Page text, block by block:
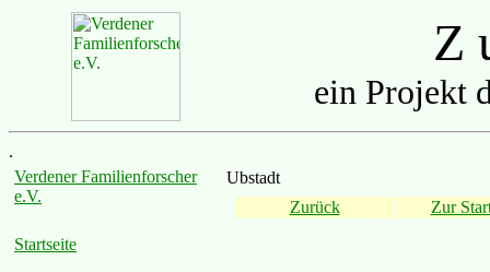
Z
ein Projekt
.
Verdener Familienforscher
e.V.
Startseite
Ubstadt
Zurück
Zur